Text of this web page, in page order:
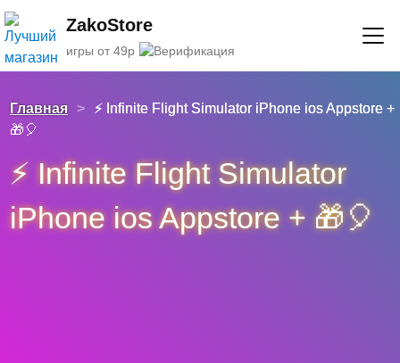
ZakoStore
игры от 49р
Главная >
⚡️ Infinite Flight Simulator iPhone ios Appstore +
🎁🎈
⚡️ Infinite Flight Simulator
iPhone ios Appstore + 🎁🎈